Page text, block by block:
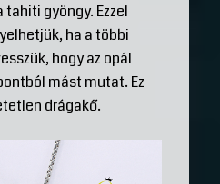
gyöngy. Ezzel
ha a többi
hogy az opál
mást mutat. Ez
drágakő.